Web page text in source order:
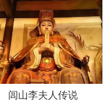
闾山李夫人传说